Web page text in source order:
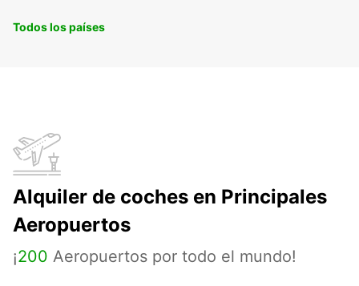
Todos los países
Alquiler de coches en Principales
Aeropuertos
¡200 Aeropuertos por todo el mundo!